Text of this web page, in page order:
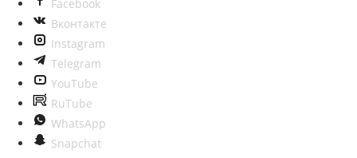
Facebook
Вконтакте
Instagram
Telegram
YouTube
RuTube
WhatsApp
Snapchat